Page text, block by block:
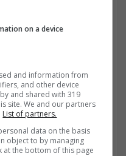
on a device
and information from
and other device
and shared with 319
site. We and our partners
List of partners.
data on the basis
object to by managing
at the bottom of this page